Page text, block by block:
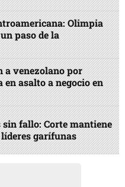
Olimpia
paso de la
a venezolano por
asalto a negocio en
sin fallo: Corte mantiene
líderes garífunas